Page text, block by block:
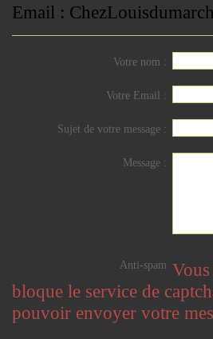
Email :
Votre nom :
Votre Email :
Sujet de votre message :
Message :
Anti-spam
bloque le service de
pouvoir envoyer votre